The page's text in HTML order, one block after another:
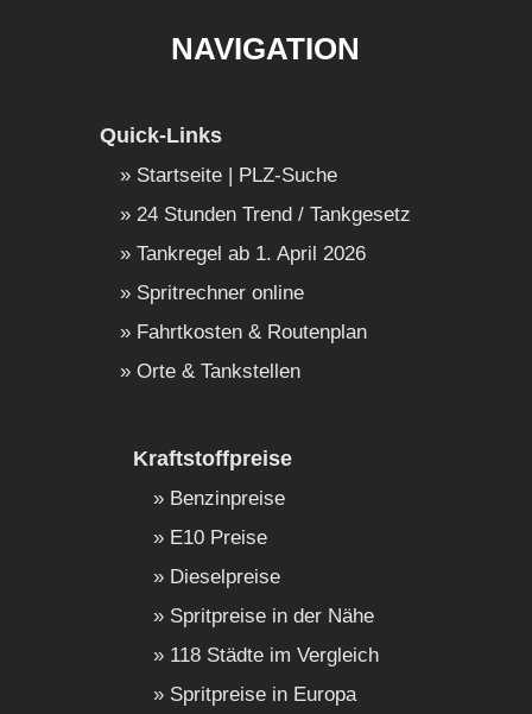
NAVIGATION
Quick-Links
Startseite | PLZ-Suche
24 Stunden Trend / Tankgesetz
Tankregel ab 1. April 2026
Spritrechner online
Fahrtkosten & Routenplan
Orte & Tankstellen
Kraftstoffpreise
Benzinpreise
E10 Preise
Dieselpreise
Spritpreise in der Nähe
118 Städte im Vergleich
Spritpreise in Europa